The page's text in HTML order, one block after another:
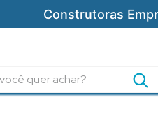
Construtoras